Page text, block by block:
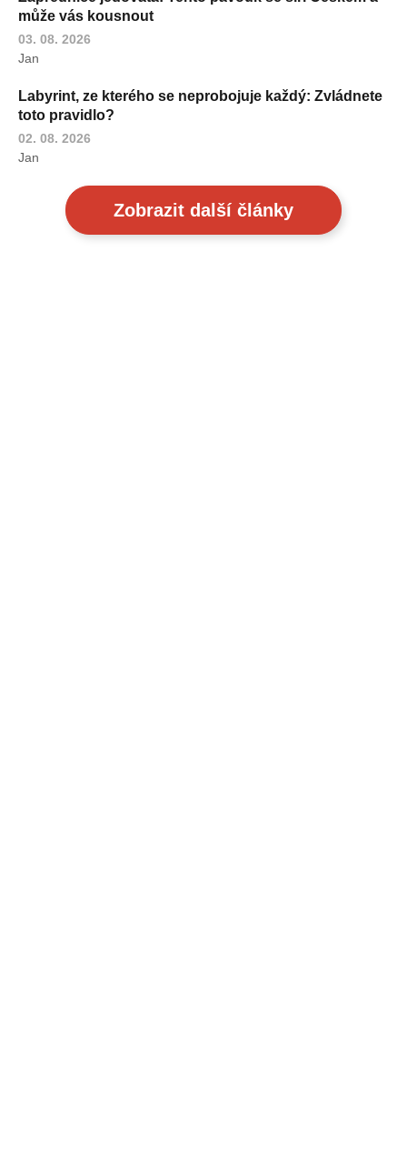
může vás kousnout
03. 08. 2026
Jan
Labyrint, ze kterého se neprobojuje každý: Zvládnete
toto pravidlo?
02. 08. 2026
Jan
Zobrazit další články